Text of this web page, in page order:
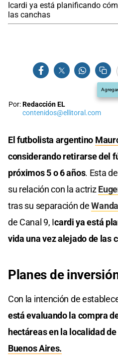
Icardi ya está planificando
las canchas
Por:Redacción EL
contenidos@ellitoral.com
El futbolista argentino
considerando retirarse del
próximos 5 o 6 años. Esta
su relación con la actriz
tras su separación de
de Canal 9, Icardi ya está
vida una vez alejado de las
Planes de
Con la intención de
está evaluando la compra
hectáreas en la localidad
Buenos Aires.